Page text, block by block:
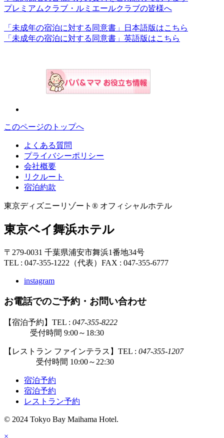
プレミアムクラブ・ルミエールクラブの皆様へ
「未成年の宿泊に対する同意書」日本語版はこちら
「未成年の宿泊に対する同意書」英語版はこちら
このページのトップへ
よくある質問
プライバシーポリシー
会社概要
リクルート
宿泊約款
東京ディズニーリゾート® オフィシャルホテル
東京ベイ舞浜ホテル
〒279-0031 千葉県浦安市舞浜1番地34号
TEL : 047-355-1222（代表） FAX : 047-355-6777
instagram
お電話でのご予約・お問い合わせ
【宿泊予約】TEL : 047-355-8222
受付時間 9:00～18:30
【レストラン ファインテラス】TEL : 047-355-1207
受付時間 10:00～22:30
宿泊予約
宿泊予約
レストラン予約
© 2024 Tokyo Bay Maihama Hotel.
×